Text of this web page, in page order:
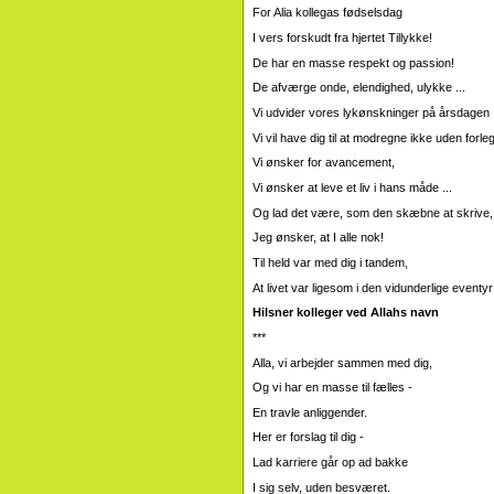
For Alia kollegas fødselsdag
I vers forskudt fra hjertet Tillykke!
De har en masse respekt og passion!
De afværge onde, elendighed, ulykke ...
Vi udvider vores lykønskninger på årsdagen
Vi vil have dig til at modregne ikke uden
Vi ønsker for avancement,
Vi ønsker at leve et liv i hans måde ...
Og lad det være, som den skæbne at skrive,
Jeg ønsker, at I alle nok!
Til held var med dig i tandem,
At livet var ligesom i den vidunderlige eventyr!
Hilsner kolleger ved Allahs navn
***
Alla, vi arbejder sammen med dig,
Og vi har en masse til fælles -
En travle anliggender.
Her er forslag til dig -
Lad karriere går op ad bakke
I sig selv, uden besværet.